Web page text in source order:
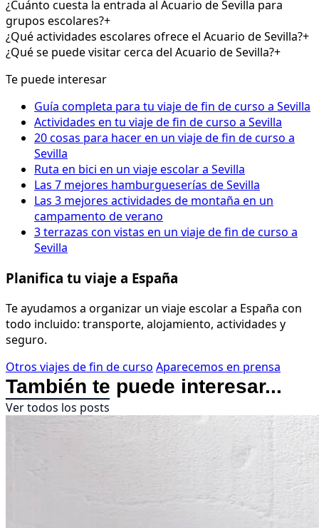
¿Cuánto cuesta la entrada al Acuario de Sevilla para
grupos escolares?+
¿Qué actividades escolares ofrece el Acuario de Sevilla?+
¿Qué se puede visitar cerca del Acuario de Sevilla?+
Te puede interesar
Guía completa para tu viaje de fin de curso a Sevilla
Actividades en tu viaje de fin de curso a Sevilla
20 cosas para hacer en un viaje de fin de curso a
Sevilla
Ruta en bici en un viaje escolar a Sevilla
Las 7 mejores hamburgueserías de Sevilla
Las 3 mejores actividades de montaña en un
campamento de verano
3 terrazas con vistas en un viaje de fin de curso a
Sevilla
Planifica tu viaje a España
Te ayudamos a organizar un viaje escolar a España con
todo incluido: transporte, alojamiento, actividades y
seguro.
Otros viajes de fin de curso Aparecemos en prensa
También te puede interesar...
Ver todos los posts